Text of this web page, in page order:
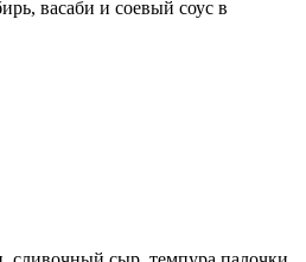
васаби и соевый соус в